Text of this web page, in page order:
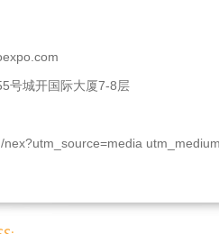
城开国际大厦7-8层
nex?utm_source=media